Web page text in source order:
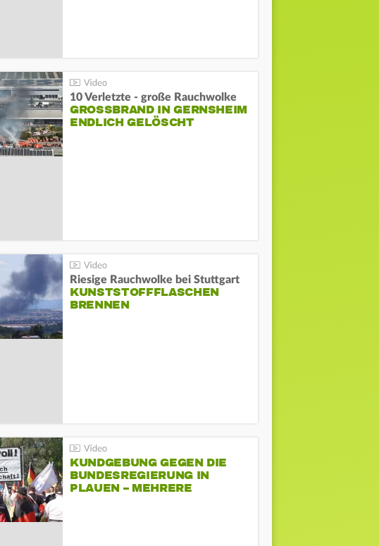
10 Verletzte - große Rauchwolke
GROSSBRAND IN GERNSHEIM E
NDLICH GELÖSCHT
Riesige Rauchwolke bei Stuttgart
KUNSTSTOFFFLASCHEN
BRENNEN
KUNDGEBUNG GEGEN DIE
BUNDESREGIERUNG IN
PLAUEN – MEHRERE